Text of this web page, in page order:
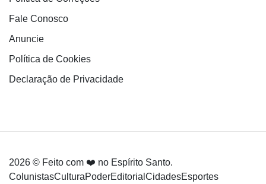
Fale Conosco
Anuncie
Política de Cookies
Declaração de Privacidade
2026 © Feito com ❤️ no Espírito Santo.
ColunistasCulturaPoderEditorial CidadesEsportes